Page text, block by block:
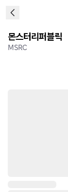
몬스터리퍼블릭
MSRC